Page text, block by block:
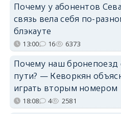
Почему у абонентов
связь вела себя по-
блэкауте
13:00 16 6373
Почему наш бронепоезд
пути? — Кеворкян
играть вторым номером
18:08 4 2581